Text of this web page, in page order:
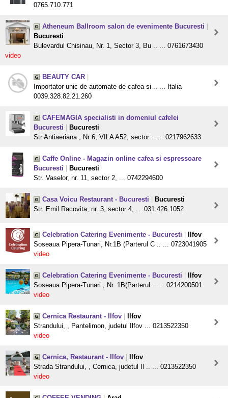
0765.710.771
Atheneum Ballroom salon de evenimente Bucuresti
Bucuresti
Bulevardul Chisinau, Nr. 1, Sector 3, Bu .. ... 0761673430
video
BEAUTY CAR
Importator unic de automate de cafea si .. ... Italia
0039.328.82.21.260
CAFEMAGIA specialisti in domeniul cafelei
Bucuresti
Bucuresti
Str Antiaeriana , Nr 6, VILA A52, sector .. ... 0217962633
Caffe Online - Magazin online cafea si espressoare
Bucuresti
Bucuresti
Str. Vaselor, nr. 11, sector 2, ... 0742294600
Casa Voicu Restaurant - Bucuresti
Bucuresti
Str. Emil Racovita, nr. 3, sector 4, ... 031.426.1052
Celebration Catering Evenimente - Bucuresti
Ilfov
Soseaua Pipera-Tunari, Nr.1B (Parterul C .. ... 0723041905
video
Celebration Catering Evenimente - Bucuresti
Ilfov
Soseaua Pipera-Tunari , Nr. 1B(Parterul .. ... 0214200501
video
Cernica Restaurant - Ilfov
Ilfov
Strandului, , Pantelimon, judetul Ilfov ... 0213522350
video
Cernica, Restaurant - Ilfov
Ilfov
Strada Strandului, , Cernica, judetul Il .. ... 0213522350
video